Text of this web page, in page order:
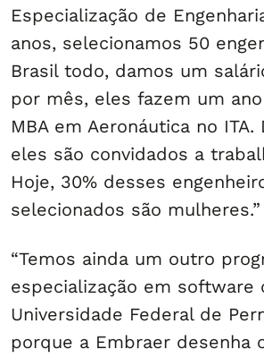
Especialização de
anos, selecionamos 50
Brasil todo, damos um
por mês, eles fazem um
MBA em Aeronáutica no
eles são convidados a
Hoje, 30% desses
selecionados são mulheres.”
“Temos ainda um outro
especialização em software
Universidade Federal de
porque a Embraer desenha